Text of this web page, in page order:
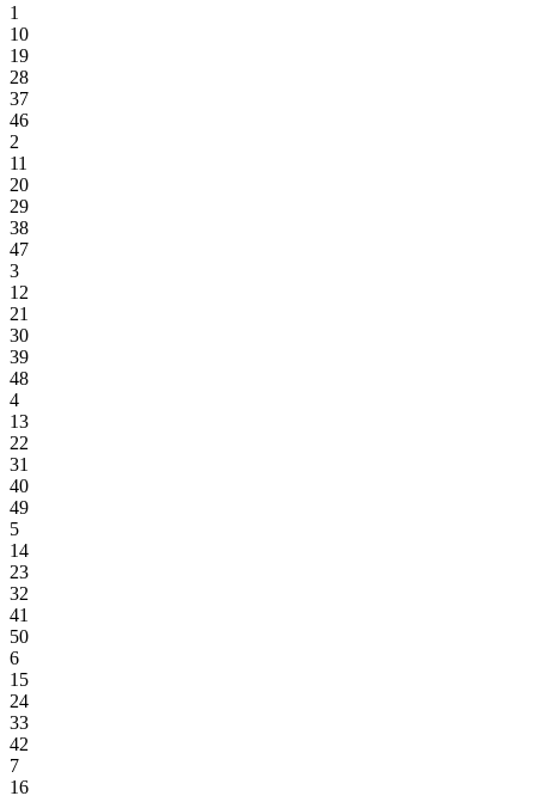
1
10
19
28
37
46
2
11
20
29
38
47
3
12
21
30
39
48
4
13
22
31
40
49
5
14
23
32
41
50
6
15
24
33
42
7
16